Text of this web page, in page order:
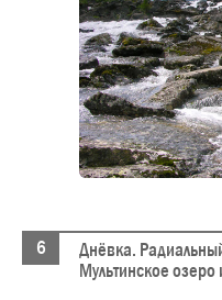
Днёвка.
Мультинское